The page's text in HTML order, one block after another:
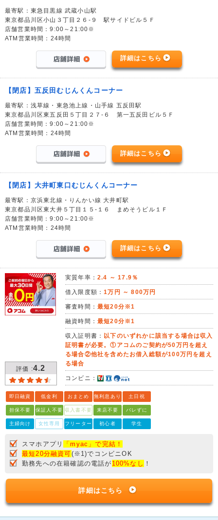
最寄駅：東急目黒線 武蔵小山駅
東京都品川区小山３丁目２６-９ 駅サイドビル５Ｆ
店舗営業時間：9:00～21:00※
ATM営業時間：24時間
詳細はこちら
【閉店】五反田むじんくんコーナー
最寄駅：浅草線・東急池上線・山手線 五反田駅
東京都品川区東五反田５丁目２７-６ 第一五反田ビル５Ｆ
店舗営業時間：9:00～21:00※
ATM営業時間：24時間
詳細はこちら
【閉店】大井町東口むじんくんコーナー
最寄駅：京浜東北線・りんかい線 大井町駅
東京都品川区東大井５丁目１５-１６ まめそうビル１Ｆ
店舗営業時間：9:00～21:00※
ATM営業時間：24時間
詳細はこちら
評価 :4.2
実質年率： 2.4 ～ 17.9％
借入限度額：1万円 ～ 800万円
審査時間： 最短20分※1
融資時間： 最短20分※1
収入証明書： 以下のいずれかに該当する場合は収入
証明書が必要。①アコムのご契約が50万円を超え
る場合②他社を含めたお借入総額が100万円を超え
る場合
コンビニ：
即日融資 低金利 おまとめ 無利息あり 土日祝
担保不要 保証人不要 収入書不要 来店不要 バレずに
主婦向け 女性専用 フリーター 初心者 学生
スマホアプリ
「myac」で完結！
最短20分融資可(※1)でコンビニOK
勤務先への在籍確認の電話が 100%なし ！
詳細はこちら